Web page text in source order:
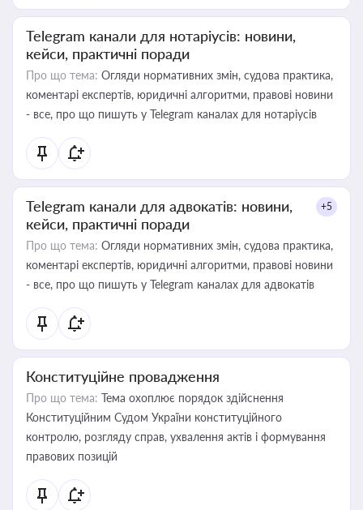
Telegram канали для нотаріусів: новини,
кейси, практичні поради
Про що тема: Огляди нормативних змін, судова практика,
коментарі експертів, юридичні алгоритми, правові новини
- все, про що пишуть у Telegram каналах для нотаріусів
Telegram канали для адвокатів: новини,
кейси, практичні поради
+5
Про що тема: Огляди нормативних змін, судова практика,
коментарі експертів, юридичні алгоритми, правові новини
- все, про що пишуть у Telegram каналах для адвокатів
Конституційне провадження
Про що тема: Тема охоплює порядок здійснення
Конституційним Судом України конституційного
контролю, розгляду справ, ухвалення актів і формування
правових позицій